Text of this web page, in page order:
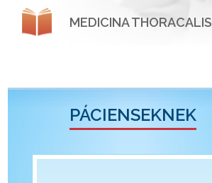
MEDICINA THORACALIS
PÁCIENSEKNEK